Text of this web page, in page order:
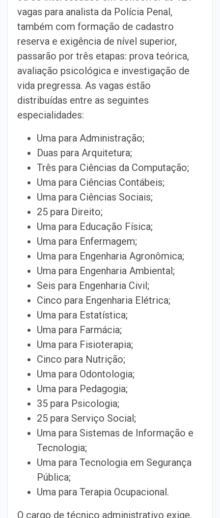
vagas para analista da Polícia Penal,
também com formação de cadastro
reserva e exigência de nível superior,
passarão por três etapas: prova teórica,
avaliação psicológica e investigação de
vida pregressa. As vagas estão
distribuídas entre as seguintes
especialidades:
Uma para Administração;
Duas para Arquitetura;
Três para Ciências da Computação;
Uma para Ciências Contábeis;
Uma para Ciências Sociais;
25 para Direito;
Uma para Educação Física;
Uma para Enfermagem;
Uma para Engenharia Agronômica;
Uma para Engenharia Ambiental;
Seis para Engenharia Civil;
Cinco para Engenharia Elétrica;
Uma para Estatística;
Uma para Farmácia;
Uma para Fisioterapia;
Cinco para Nutrição;
Uma para Odontologia;
Uma para Pedagogia;
35 para Psicologia;
25 para Serviço Social;
Uma para Sistemas de Informação e
Tecnologia;
Uma para Tecnologia em Segurança
Pública;
Uma para Terapia Ocupacional.
O cargo de técnico administrativo exige,